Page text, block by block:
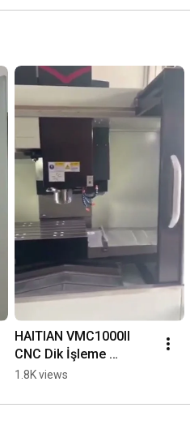
HAITIAN VMC1000II
CNC Dik İşleme
Merkezi
1.8K views